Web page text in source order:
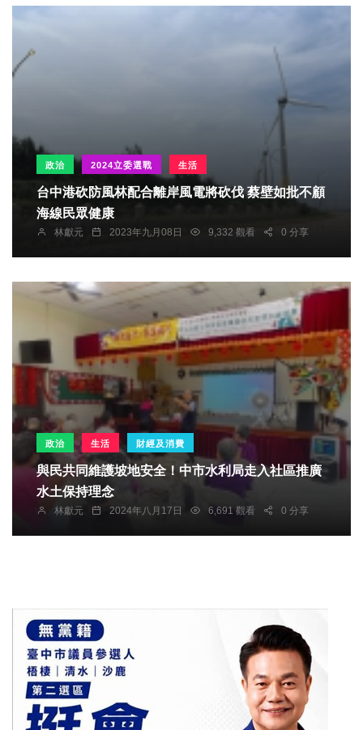
政治 2024立委選戰 生活
台中港砍防風林配合離岸風電將砍伐 蔡壁如批不顧
海線民眾健康
林獻元 2023年九月08日 9,332 觀看 0 分享
政治 生活 財經及消費
與民共同維護坡地安全！中市水利局走入社區推廣
水土保持理念
林獻元 2024年八月17日 6,691 觀看 0 分享